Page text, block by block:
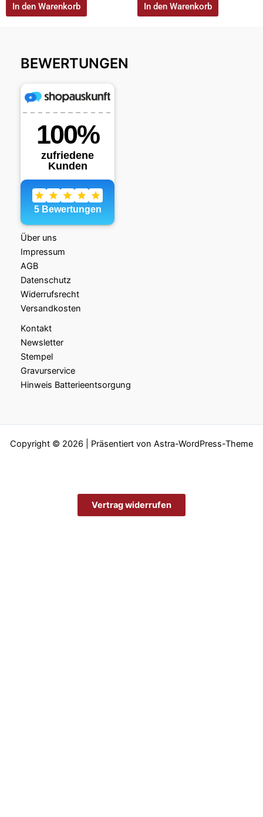
In den Warenkorb In den Warenkorb
BEWERTUNGEN
Über uns
Impressum
AGB
Datenschutz
Widerrufsrecht
Versandkosten
Kontakt
Newsletter
Stempel
Gravurservice
Hinweis Batterieentsorgung
Copyright © 2026 | Präsentiert von Astra-WordPress-Theme
Vertrag widerrufen